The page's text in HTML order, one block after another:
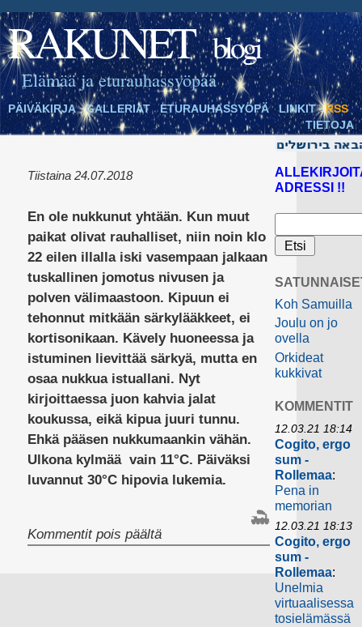
RAKUNET blogi
Elämää ja eturauhassyöpää
PÄIVÄKIRJA GALLERIAT ETURAUHASSYÖPÄ LINKIT
RSS
TIETOJA
Tiistaina 24.07.2018
En ole nukkunut yhtään. Kun muut
paikat olivat rauhalliset, niin noin klo
22 eilen illalla iski vasempaan jalkaan
tuskallinen jomotus nivusen ja
polven välimaastoon. Kipuun ei
tehonnut mitkään särkylääkkeet, ei
kortisonikaan. Kävely huoneessa ja
istuminen lievittää särkyä, mutta en
osaa nukkua istuallani. Nyt
kirjoittaessa juon kahvia jalat
koukussa, eikä kipua juuri tunnu.
Ehkä pääsen nukkumaankin vähän.
Ulkona kylmää vain 11°C. Päiväksi
luvannut 30°C hipovia lukemia.
Kommentit pois päältäartikkelissa
ADRESSI !!
Koh Samuilla
Joulu on jo
ovella
Orkideat
kukkivat
KOMMENTIT
12.03.21 18:14
Cogito, ergo
sum -
Rollemaa:
Pena in
memorian
12.03.21 18:13
Cogito, ergo
sum -
Rollemaa:
Unelmia
virtuaalisessa
tosielämässä